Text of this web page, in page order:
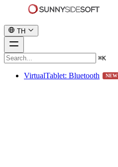
TH
⌘K
VirtualTablet: Bluetooth NEW